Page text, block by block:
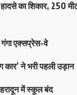
हादसे का शिकार, 250
गंगा एक्सप्रेस-वे
कार’ ने भरी पहली उड़ान
में स्कूल बंद